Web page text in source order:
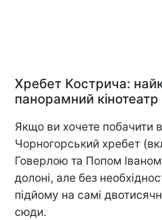
Хребет Кострича:
панорамний кінотеатр
Якщо ви хочете побачити
Чорногорський хребет
Говерлою та Попом
долоні, але без
підйому на самі
сюди.